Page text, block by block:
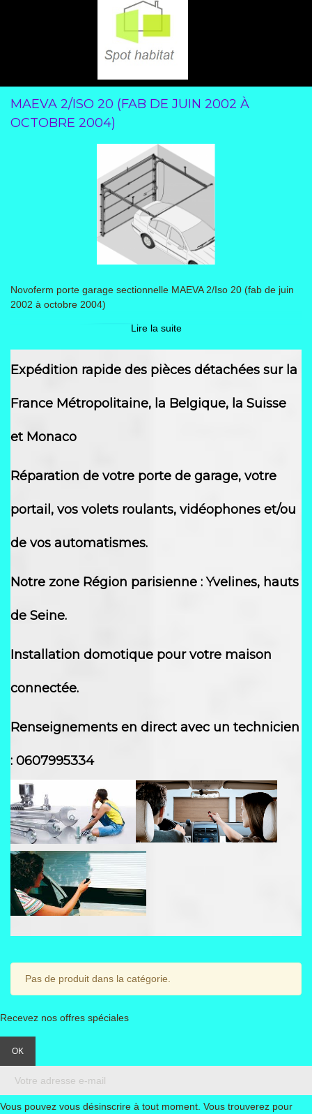
MAEVA 2/ISO 20 (FAB DE JUIN 2002 À
OCTOBRE 2004)
Novoferm porte garage sectionnelle MAEVA 2/Iso 20 (fab de juin
2002 à octobre 2004)
regarder sur la fiche d'identité qu'il y a 1 "M" suivi de chiffres et
Lire la suite
Expédition rapide des pièces détachées sur la
France Métropolitaine, la Belgique, la Suisse
et Monaco
Réparation de votre porte de garage, votre
portail, vos volets roulants, vidéophones et/ou
de vos automatismes.
Notre zone Région parisienne : Yvelines, hauts
de Seine.
Installation domotique pour votre maison
connectée.
Renseignements en direct avec un technicien
: 0607995334
Pas de produit dans la catégorie.
Recevez nos offres spéciales
Vous pouvez vous désinscrire à tout moment. Vous trouverez pour